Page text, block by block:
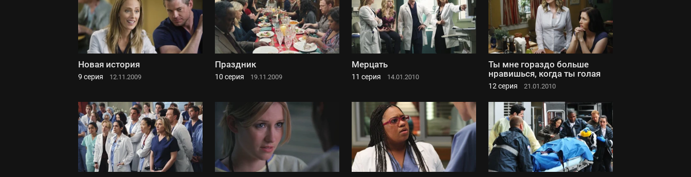
Новая история
9 серия 12.11.2009
Праздник
10 серия 19.11.2009
Мерцать
11 серия 14.01.2010
Ты мне гораздо больше
нравишься, когда ты голая
12 серия 21.01.2010